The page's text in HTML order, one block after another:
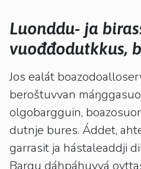
pyyhkäisyliikkeitä.
Luonddu- ja
vuođđodutkkus,
Jos ealát
beroštuvvan
olgobargguin,
dutnje bures. Áddet,
garrasit ja hástaleaddji